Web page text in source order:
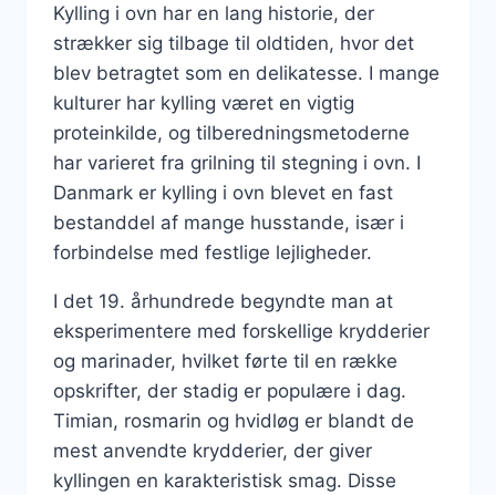
Kylling i ovn har en lang historie, der
strækker sig tilbage til oldtiden, hvor det
blev betragtet som en delikatesse. I mange
kulturer har kylling været en vigtig
proteinkilde, og tilberedningsmetoderne
har varieret fra grilning til stegning i ovn. I
Danmark er kylling i ovn blevet en fast
bestanddel af mange husstande, især i
forbindelse med festlige lejligheder.
I det 19. århundrede begyndte man at
eksperimentere med forskellige krydderier
og marinader, hvilket førte til en række
opskrifter, der stadig er populære i dag.
Timian, rosmarin og hvidløg er blandt de
mest anvendte krydderier, der giver
kyllingen en karakteristisk smag. Disse